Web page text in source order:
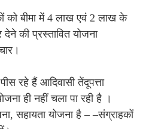
को बीमा में 4 लाख एवं 2 लाख के
की प्रस्तावित योजना
रहे हैं आदिवासी तेंदूपत्ता
ही नहीं चला पा रही है ।
सहायता योजना है – –संग्राहकों